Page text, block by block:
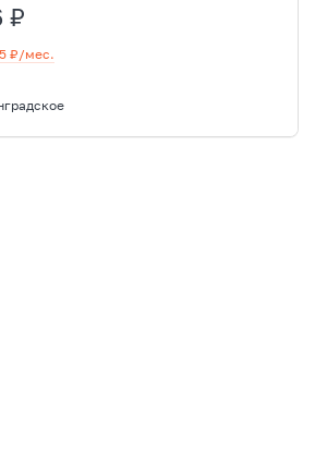
₽
₽/мес.